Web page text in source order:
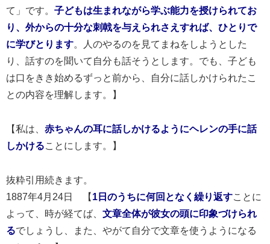
て」です。 子どもは生まれながら学ぶ能力を授けられてお
り、外からの十分な刺戟を与えられさえすれば、ひとりで
に学びとります。人のやるのを見てまねをしようとした
り、話すのを聞いて自分も話そうとします。でも、子ども
は口をきき始めるずっと前から、自分に話しかけられたこ
との内容を理解します。】
【私は、 赤ちゃんの耳に話しかけるようにヘレンの手に話
しかけることにします。】
抜粋引用続きます。
1887年4月24日 【 1日のうちに何回となく繰り返すことに
よって、時が経てば、 文章全体が彼女の頭に印象づけられ
るでしょうし、また、やがて自分で文章を使うようになる